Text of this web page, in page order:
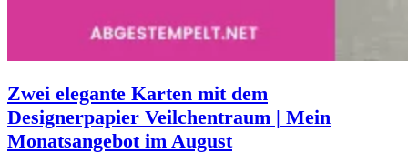
Zwei elegante Karten mit dem
Designerpapier Veilchentraum | Mein
Monatsangebot im August